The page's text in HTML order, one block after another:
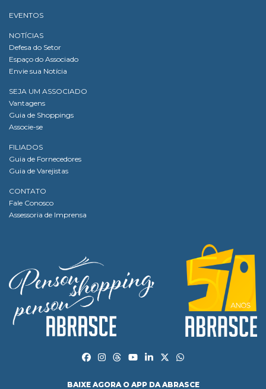
EVENTOS
NOTÍCIAS
Defesa do Setor
Espaço do Associado
Envie sua Notícia
SEJA UM ASSOCIADO
Vantagens
Guia de Shoppings
Associe-se
FILIADOS
Guia de Fornecedores
Guia de Varejistas
CONTATO
Fale Conosco
Assessoria de Imprensa
BAIXE AGORA O APP DA ABRASCE